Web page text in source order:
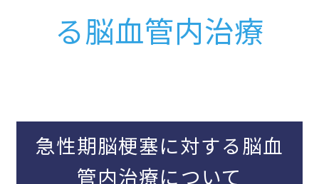
る脳血管内治療
急性期脳梗塞に対する脳血
管内治療について